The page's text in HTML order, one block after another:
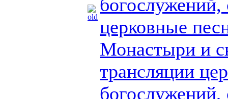
церковные
Монастыри и
трансляции